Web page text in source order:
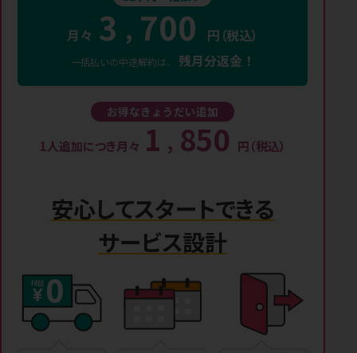
月々 3 , 700 円（税込）
一括払いの中途解約は、 残月分返金！
お得なきょうだい追加
1人追加につき月々 1 , 850 円（税込）
安心してスタートできる
サービス設計